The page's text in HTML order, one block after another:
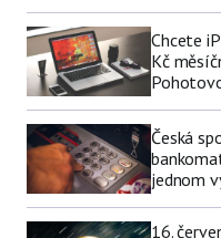
Chcete
Kč
Česká
jednom
16.